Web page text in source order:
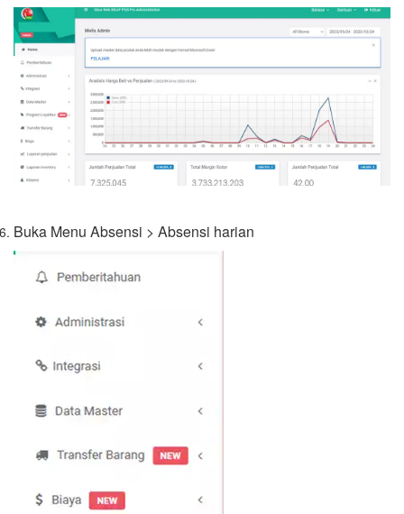
Buka Menu Absensi > Absensi harian